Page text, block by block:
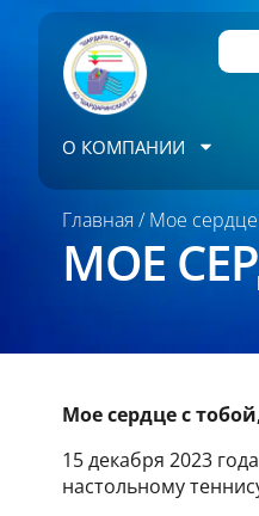
О КОМПАНИИ
Главная / Мое сердце
МОЕ
Мое сердце с
15 декабря 2023
настольному